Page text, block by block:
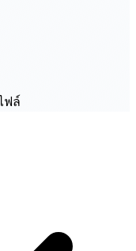
ฟล์